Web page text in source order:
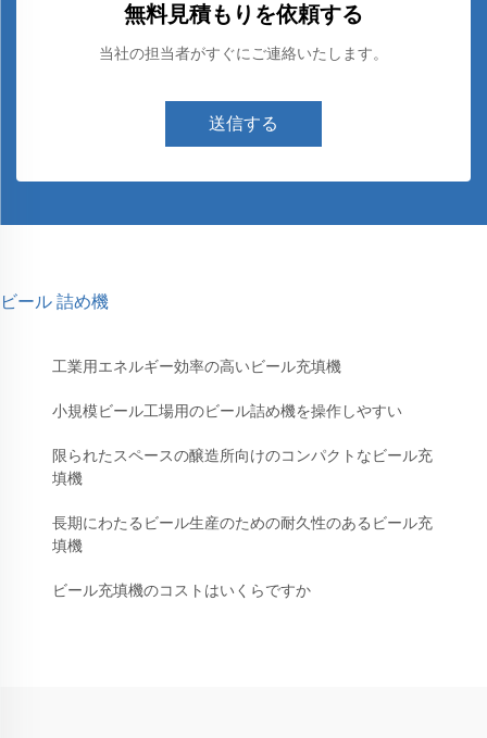
無料見積もりを依頼する
当社の担当者がすぐにご連絡いたします。
送信する
ビール 詰め機
工業用エネルギー効率の高いビール充填機
小規模ビール工場用のビール詰め機を操作しやすい
限られたスペースの醸造所向けのコンパクトなビール充
填機
長期にわたるビール生産のための耐久性のあるビール充
填機
ビール充填機のコストはいくらですか